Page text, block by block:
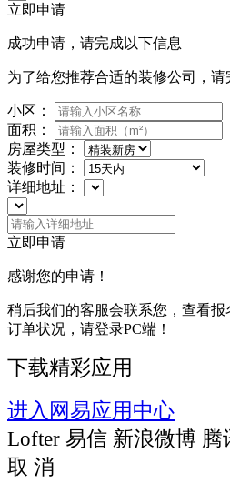
立即申请
成功申请，请完成以下信息
为了给您推荐合适的装修公司，请
小区：
面积：
房屋类型：
装修时间：
详细地址：
立即申请
感谢您的申请！
稍后我们的客服会联系您，查看报
订单状况，请登录PC端！
下载精彩应用
进入网易应用中心
Lofter 易信 新浪微博 腾
取 消